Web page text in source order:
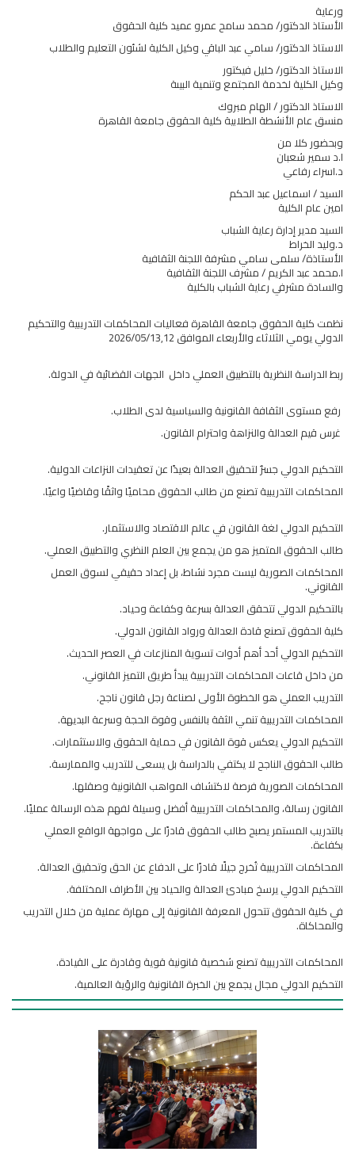
ورعاية
الأستاذ الدكتور/ محمد سامح عمرو عميد كلية الحقوق
الاستاذ الدكتور/ سامي عبد الباقي وكيل الكلية لشئون التعليم والطلاب
الاستاذ الدكتور/ خليل فيكتور
وكيل الكلية لخدمة المجتمع وتنمية البيىة
الاستاذ الدكتور / الهام مبروك
منسق عام الأنشطة الطلابية كلية الحقوق جامعة القاهرة
وبحضور كلا من
ا.د سمير شعبان
د.اسراء رفاعي
السيد / اسماعيل عبد الحكم
امين عام الكلية
السيد مدير إدارة رعاية الشباب
د.وليد الخراط
الأستاذة/ سلمى سامي مشرفة اللجنة الثقافية
ا.محمد عبد الكريم / مشرف اللجنة الثقافية
والسادة مشرفي رعاية الشباب بالكلية
نظمت كلية الحقوق جامعة القاهرة فعاليات المحاكمات التدريبية والتحكيم
الدولي يومي الثلاثاء والأربعاء الموافق 2026/05/13,12
ربط الدراسة النظرية بالتطبيق العملي داخل الجهات القضائية في الدولة.
رفع مستوى الثقافة القانونية والسياسية لدى الطلاب.
غرس قيم العدالة والنزاهة واحترام القانون.
التحكيم الدولي جسرٌ لتحقيق العدالة بعيدًا عن تعقيدات النزاعات الدولية.
المحاكمات التدريبية تصنع من طالب الحقوق محاميًا واثقًا وقاضيًا واعيًا.
التحكيم الدولي لغة القانون في عالم الاقتصاد والاستثمار.
طالب الحقوق المتميز هو من يجمع بين العلم النظري والتطبيق العملي.
المحاكمات الصورية ليست مجرد نشاط، بل إعداد حقيقي لسوق العمل
القانوني.
بالتحكيم الدولي تتحقق العدالة بسرعة وكفاءة وحياد.
كلية الحقوق تصنع قادة العدالة ورواد القانون الدولي.
التحكيم الدولي أحد أهم أدوات تسوية المنازعات في العصر الحديث.
من داخل قاعات المحاكمات التدريبية يبدأ طريق التميز القانوني.
التدريب العملي هو الخطوة الأولى لصناعة رجل قانون ناجح.
المحاكمات التدريبية تنمي الثقة بالنفس وقوة الحجة وسرعة البديهة.
التحكيم الدولي يعكس قوة القانون في حماية الحقوق والاستثمارات.
طالب الحقوق الناجح لا يكتفي بالدراسة بل يسعى للتدريب والممارسة.
المحاكمات الصورية فرصة لاكتشاف المواهب القانونية وصقلها.
القانون رسالة، والمحاكمات التدريبية أفضل وسيلة لفهم هذه الرسالة عمليًا.
بالتدريب المستمر يصبح طالب الحقوق قادرًا على مواجهة الواقع العملي
بكفاءة.
المحاكمات التدريبية تُخرج جيلًا قادرًا على الدفاع عن الحق وتحقيق العدالة.
التحكيم الدولي يرسخ مبادئ العدالة والحياد بين الأطراف المختلفة.
في كلية الحقوق تتحول المعرفة القانونية إلى مهارة عملية من خلال التدريب
والمحاكاة.
المحاكمات التدريبية تصنع شخصية قانونية قوية وقادرة على القيادة.
التحكيم الدولي مجال يجمع بين الخبرة القانونية والرؤية العالمية.